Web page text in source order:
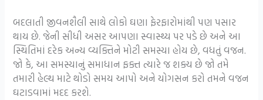
બદલાતી જીવનશૈલી સાથે લોકો ઘણા ફેરફારોમાંથી પણ પસાર
થાય છે. જેની સીધી અસર આપણા સ્વાસ્થ્ય પર પડે છે અને આ
સ્થિતિમાં દરેક અન્ય વ્યક્તિને મોટી સમસ્યા હોય છે, વધતું વજન.
જો કે, આ સમસ્યાનું સમાધાન ફક્ત ત્યારે જ શક્ય છે જો તમે
તમારી હેલ્થ માટે થોડો સમય આપો અને યોગસન કરો તમને વજન
ઘટાડવામાં મદદ કરશે.